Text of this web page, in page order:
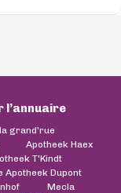
l’annuaire
grand'rue
Apotheek Haex
T'Kindt
Apotheek Dupont
Mecla